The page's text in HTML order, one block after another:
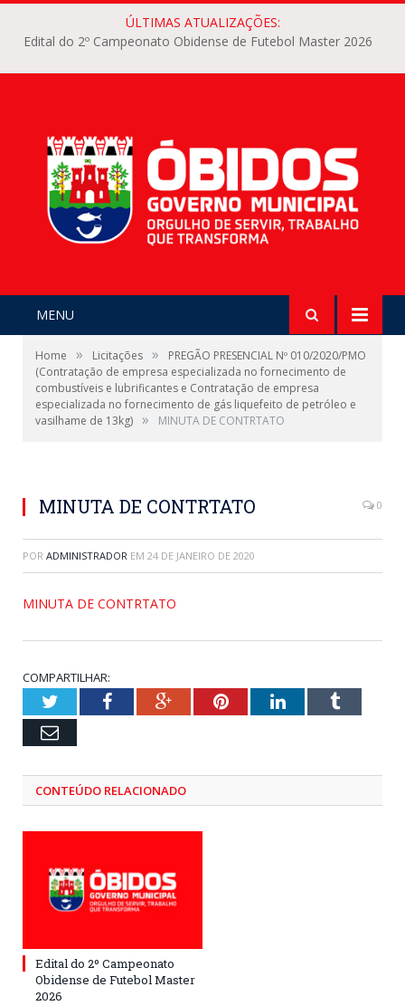
ÚLTIMAS ATUALIZAÇÕES:
Edital do 2º Campeonato Obidense de Futebol Master 2026
MENU
Home » Licitações »
PREGÃO PRESENCIAL Nº 010/2020/PMO
(Contratação de empresa especializada no fornecimento de
combustíveis e lubrificantes e Contratação de empresa
especializada no fornecimento de gás liquefeito de petróleo e
vasilhame de 13kg) » MINUTA DE CONTRTATO
MINUTA DE CONTRTATO 0
POR ADMINISTRADOR EM 24 DE JANEIRO DE 2020
MINUTA DE CONTRTATO
COMPARTILHAR:
TwitterFacebookGoogle+PinterestLinkedInTumblr
Email
CONTEÚDO RELACIONADO
Edital do 2º Campeonato
Obidense de Futebol Master
2026